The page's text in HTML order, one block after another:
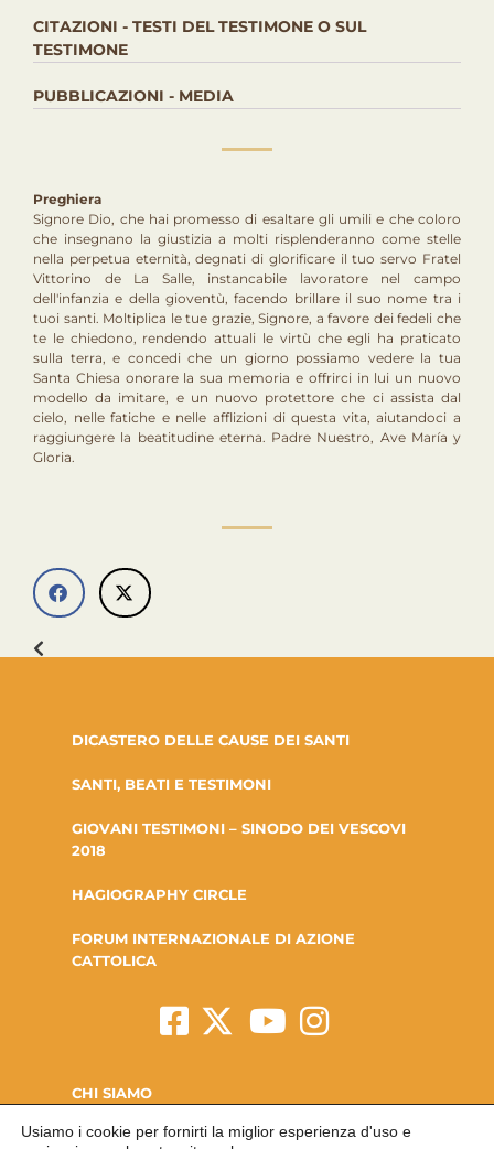
CITAZIONI - TESTI DEL TESTIMONE O SUL
TESTIMONE
PUBBLICAZIONI - MEDIA
Preghiera
Signore Dio, che hai promesso di esaltare gli umili e che coloro
che insegnano la giustizia a molti risplenderanno come stelle
nella perpetua eternità, degnati di glorificare il tuo servo Fratel
Vittorino de La Salle, instancabile lavoratore nel campo
dell'infanzia e della gioventù, facendo brillare il suo nome tra i
tuoi santi. Moltiplica le tue grazie, Signore, a favore dei fedeli che
te le chiedono, rendendo attuali le virtù che egli ha praticato
sulla terra, e concedi che un giorno possiamo vedere la tua
Santa Chiesa onorare la sua memoria e offrirci in lui un nuovo
modello da imitare, e un nuovo protettore che ci assista dal
cielo, nelle fatiche e nelle afflizioni di questa vita, aiutandoci a
raggiungere la beatitudine eterna. Padre Nuestro, Ave María y
Gloria.
DICASTERO DELLE CAUSE DEI SANTI
SANTI, BEATI E TESTIMONI
GIOVANI TESTIMONI – SINODO DEI VESCOVI
2018
HAGIOGRAPHY CIRCLE
FORUM INTERNAZIONALE DI AZIONE
CATTOLICA
CHI SIAMO
LA FONDAZIONE
Usiamo i cookie per fornirti la miglior esperienza d'uso e